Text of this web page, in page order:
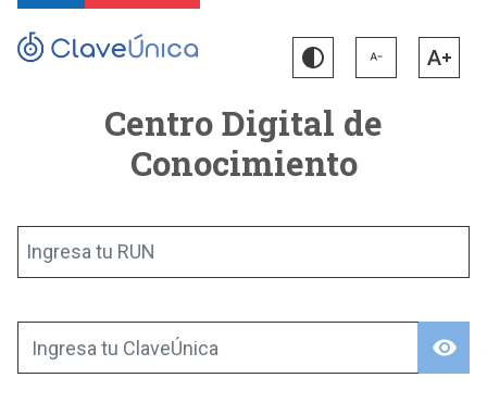
Centro Digital de
Conocimiento
Ingresa tu RUN
visibility
Ingresa tu ClaveÚnica